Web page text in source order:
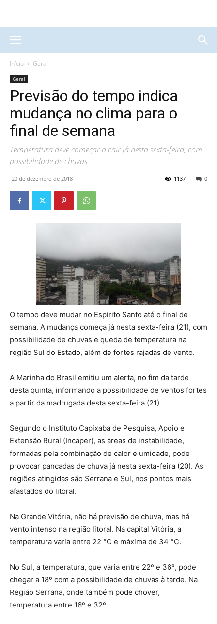
Início Geral
Geral
Previsão do tempo indica
mudança no clima para o
final de semana
Temperatura deve começar a cair já nesta sexta-feira, com
possibilidade de chuvas
20 de dezembro de 2018 0
1137
O tempo deve mudar no Espírito Santo até o final de
semana. A mudança começa já nesta sexta-feira (21), com
possibilidade de chuvas e queda de temperatura na
região Sul do Estado, além de fortes rajadas de vento.
A Marinha do Brasil emitiu um alerta, no fim da tarde
desta quinta, informando a possibilidade de ventos fortes
a partir da madrugada desta sexta-feira (21).
Segundo o Instituto Capixaba de Pesquisa, Apoio e
Extensão Rural (Incaper), as áreas de instabilidade,
formadas pela combinação de calor e umidade, pode
provocar pancadas de chuva já nesta sexta-feira (20). As
regiões atingidas são Serrana e Sul, nos pontos mais
afastados do litoral.
Na Grande Vitória, não há previsão de chuva, mas há
vento intenso na região litoral. Na capital Vitória, a
temperatura varia entre 22 °C e máxima de 34 °C.
No Sul, a temperatura, que varia entre 22º e 36º, pode
chegar a 18º com a possibilidade de chuvas à tarde. Na
Região Serrana, onde também pode chover,
temperatura entre 16º e 32º.